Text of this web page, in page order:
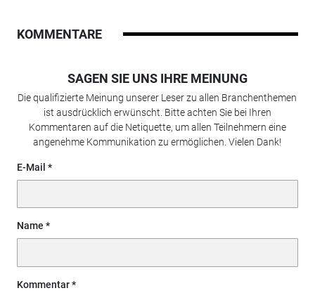
KOMMENTARE
SAGEN SIE UNS IHRE MEINUNG
Die qualifizierte Meinung unserer Leser zu allen Branchenthemen
ist ausdrücklich erwünscht. Bitte achten Sie bei Ihren
Kommentaren auf die Netiquette, um allen Teilnehmern eine
angenehme Kommunikation zu ermöglichen. Vielen Dank!
E-Mail
Name
Kommentar